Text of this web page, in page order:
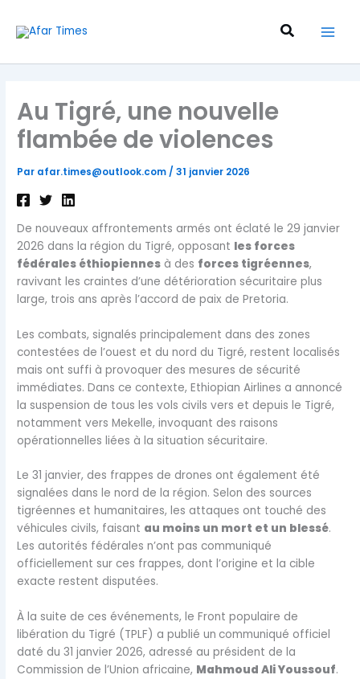
contenu
Au Tigré, une nouvelle
flambée de violences
Par afar.times@outlook.com /31 janvier 2026
De nouveaux affrontements armés ont éclaté le 29 janvier
2026 dans la région du Tigré, opposant les forces
fédérales éthiopiennes à des forces tigréennes,
ravivant les craintes d’une détérioration sécuritaire plus
large, trois ans après l’accord de paix de Pretoria.
Les combats, signalés principalement dans des zones
contestées de l’ouest et du nord du Tigré, restent localisés
mais ont suffi à provoquer des mesures de sécurité
immédiates. Dans ce contexte, Ethiopian Airlines a annoncé
la suspension de tous les vols civils vers et depuis le Tigré,
notamment vers Mekelle, invoquant des raisons
opérationnelles liées à la situation sécuritaire.
Le 31 janvier, des frappes de drones ont également été
signalées dans le nord de la région. Selon des sources
tigréennes et humanitaires, les attaques ont touché des
véhicules civils, faisant au moins un mort et un blessé.
Les autorités fédérales n’ont pas communiqué
officiellement sur ces frappes, dont l’origine et la cible
exacte restent disputées.
À la suite de ces événements, le Front populaire de
libération du Tigré (TPLF) a publié un communiqué officiel
daté du 31 janvier 2026, adressé au président de la
Commission de l’Union africaine, Mahmoud Ali Youssouf.